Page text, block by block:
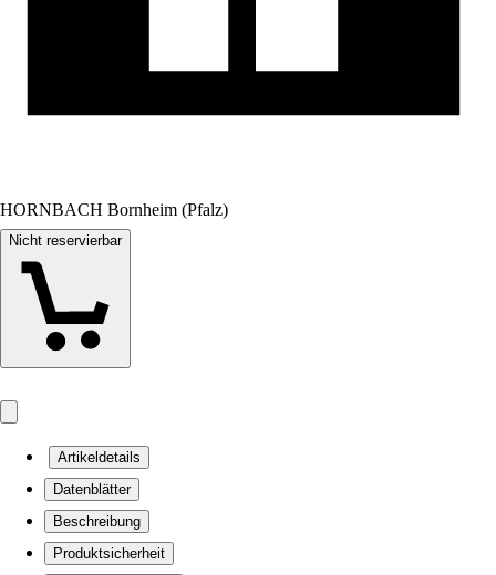
HORNBACH Bornheim (Pfalz)
Nicht reservierbar
Artikeldetails
Datenblätter
Beschreibung
Produktsicherheit